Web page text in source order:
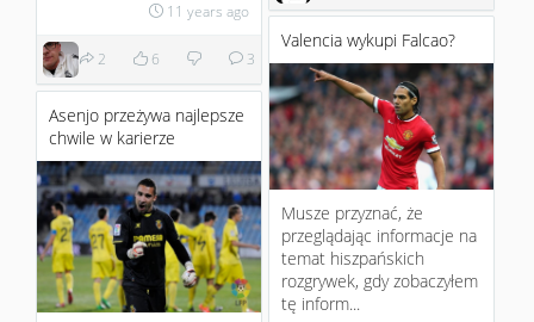
11 years ago
2 6 3
Valencia wykupi Falcao?
Musze przyznać, że
przeglądając informacje na
temat hiszpańskich
rozgrywek, gdy zobaczyłem
tę inform...
Asenjo przeżywa najlepsze
chwile w karierze